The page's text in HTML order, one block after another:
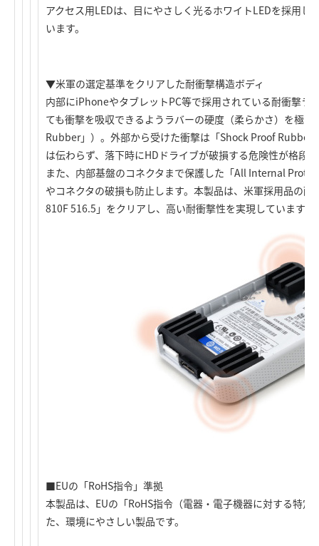
アクセス用LEDは、目にやさしく光るホワイトLEDを採用し
います。
▼米軍の選定基準をクリアした耐衝撃構造ボディ
内部にiPhoneやタブレットPC等で採用されている耐衝撃ラ
ても衝撃を吸収できるようラバーの硬度（柔らかさ）を極
Rubber」）。外部から受けた衝撃は「Shock Proof Rubber
は伝わらず、落下時にHDドライブが破損する危険性が格段
また、内部基盤のコネクタまで保護した「All Internal
やコネクタの破損も防止します。本製品は、米軍採用品の耐
810F 516.5」をクリアし、高い耐衝撃性を実現しています。
■EUの「RoHS指令」準拠
本製品は、EUの「RoHS指令（電器・電子機器に対する特
た、環境にやさしい製品です。